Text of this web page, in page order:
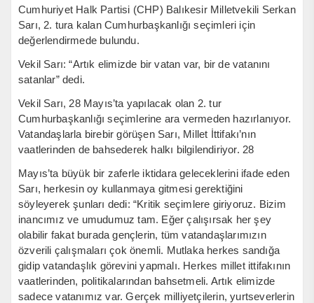
Cumhuriyet Halk Partisi (CHP) Balıkesir Milletvekili Serkan
Sarı, 2. tura kalan Cumhurbaşkanlığı seçimleri için
değerlendirmede bulundu.
Vekil Sarı: “Artık elimizde bir vatan var, bir de vatanını
satanlar” dedi.
Vekil Sarı, 28 Mayıs’ta yapılacak olan 2. tur
Cumhurbaşkanlığı seçimlerine ara vermeden hazırlanıyor.
Vatandaşlarla birebir görüşen Sarı, Millet İttifakı’nın
vaatlerinden de bahsederek halkı bilgilendiriyor. 28
Mayıs’ta büyük bir zaferle iktidara geleceklerini ifade eden
Sarı, herkesin oy kullanmaya gitmesi gerektiğini
söyleyerek şunları dedi: “Kritik seçimlere giriyoruz. Bizim
inancımız ve umudumuz tam. Eğer çalışırsak her şey
olabilir fakat burada gençlerin, tüm vatandaşlarımızın
özverili çalışmaları çok önemli. Mutlaka herkes sandığa
gidip vatandaşlık görevini yapmalı. Herkes millet ittifakının
vaatlerinden, politikalarından bahsetmeli. Artık elimizde
sadece vatanımız var. Gerçek milliyetçilerin, yurtseverlerin